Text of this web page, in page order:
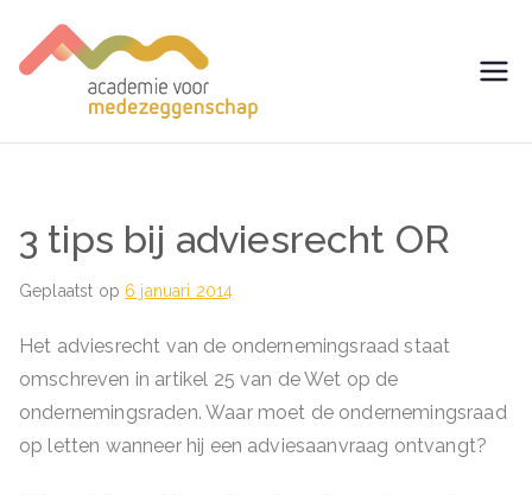
naar
de
voor
enschap
3 tips bij adviesrecht OR
Geplaatst op 6 januari 2014
Het adviesrecht van de ondernemingsraad staat
omschreven in artikel 25 van de Wet op de
ondernemingsraden. Waar moet de ondernemingsraad
op letten wanneer hij een adviesaanvraag ontvangt?